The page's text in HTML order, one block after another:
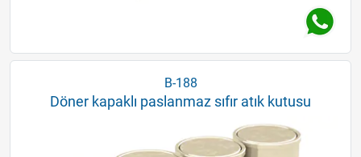
B-188
Döner kapaklı paslanmaz sıfır atık kutusu